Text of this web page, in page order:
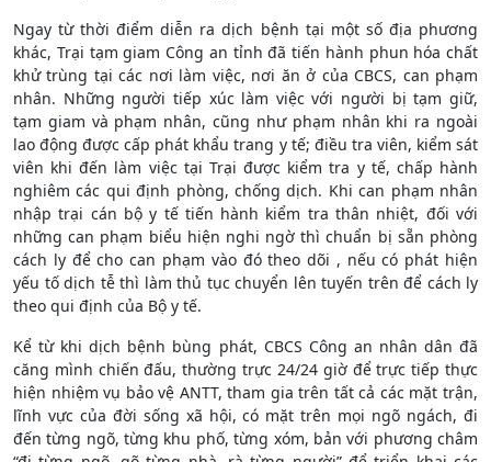
Ngay từ thời điểm diễn ra dịch bệnh tại một số địa phương
khác, Trại tạm giam Công an tỉnh đã tiến hành phun hóa chất
khử trùng tại các nơi làm việc, nơi ăn ở của CBCS, can phạm
nhân. Những người tiếp xúc làm việc với người bị tạm giữ,
tạm giam và phạm nhân, cũng như phạm nhân khi ra ngoài
lao động được cấp phát khẩu trang y tế; điều tra viên, kiểm sát
viên khi đến làm việc tại Trại được kiểm tra y tế, chấp hành
nghiêm các qui định phòng, chống dịch. Khi can phạm nhân
nhập trại cán bộ y tế tiến hành kiểm tra thân nhiệt, đối với
những can phạm biểu hiện nghi ngờ thì chuẩn bị sẵn phòng
cách ly để cho can phạm vào đó theo dõi , nếu có phát hiện
yếu tố dịch tễ thì làm thủ tục chuyển lên tuyến trên để cách ly
theo qui định của Bộ y tế.
Kể từ khi dịch bệnh bùng phát, CBCS Công an nhân dân đã
căng mình chiến đấu, thường trực 24/24 giờ để trực tiếp thực
hiện nhiệm vụ bảo vệ ANTT, tham gia trên tất cả các mặt trận,
lĩnh vực của đời sống xã hội, có mặt trên mọi ngõ ngách, đi
đến từng ngõ, từng khu phố, từng xóm, bản với phương châm